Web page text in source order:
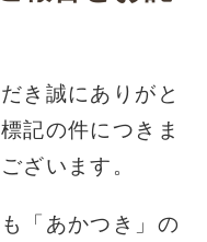
き誠にありがと
記の件につきま
ざいます。
「あかつき」の